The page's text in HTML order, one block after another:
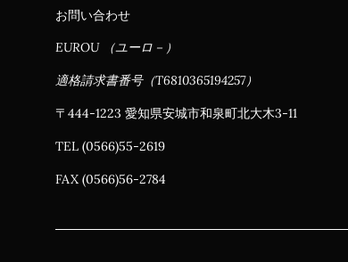
お問い合わせ
EUROU （ユーロ－）
適格請求書番号（T6810365194257）
〒444-1223 愛知県安城市和泉町北大木3-11
TEL (0566)55-2619
FAX (0566)56-2784